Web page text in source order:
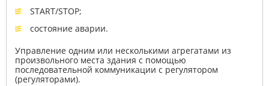
START/STOP;
состояние аварии.
Управление одним или несколькими агрегатами из
произвольного места здания с помощью
последовательной коммуникации с регулятором
(регуляторами).